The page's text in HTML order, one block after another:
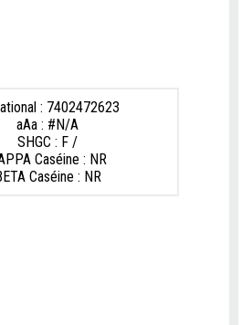
: 7402472623
aAa : #N/A
SHGC : F /
Caséine : NR
Caséine : NR